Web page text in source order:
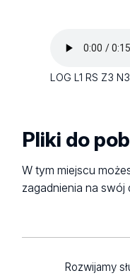
LOG L1 RS Z3 N3
Pliki do
W tym miejscu
zagadnienia na swój
Rozwijamy